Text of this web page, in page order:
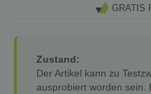
GRATIS
Zustand:
Der Artikel kann zu
ausprobiert worden sein.